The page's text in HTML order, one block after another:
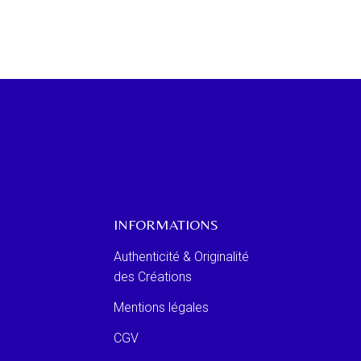
INFORMATIONS
Authenticité & Originalité
des Créations
Mentions légales
CGV